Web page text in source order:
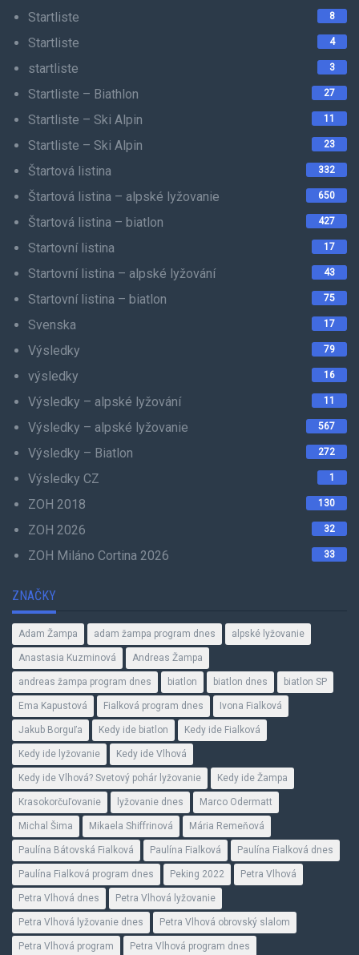
Startliste 8
Startliste 4
startliste 3
Startliste – Biathlon 27
Startliste – Ski Alpin 11
Startliste – Ski Alpin 23
Štartová listina 332
Štartová listina – alpské lyžovanie 650
Štartová listina – biatlon 427
Startovní listina 17
Startovní listina – alpské lyžování 43
Startovní listina – biatlon 75
Svenska 17
Výsledky 79
výsledky 16
Výsledky – alpské lyžování 11
Výsledky – alpské lyžovanie 567
Výsledky – Biatlon 272
Výsledky CZ 1
ZOH 2018 130
ZOH 2026 32
ZOH Miláno Cortina 2026 33
ZNAČKY
Adam Žampa adam žampa program dnes alpské lyžovanie
Anastasia Kuzminová Andreas Žampa
andreas žampa program dnes biatlon biatlon dnes biatlon SP
Ema Kapustová Fialková program dnes Ivona Fialková
Jakub Borguľa Kedy ide biatlon Kedy ide Fialková
Kedy ide lyžovanie Kedy ide Vlhová
Kedy ide Vlhová? Svetový pohár lyžovanie Kedy ide Žampa
Krasokorčuľovanie lyžovanie dnes Marco Odermatt
Michal Šima Mikaela Shiffrinová Mária Remeňová
Paulína Bátovská Fialková Paulína Fialková Paulína Fialková dnes
Paulína Fialková program dnes Peking 2022 Petra Vlhová
Petra Vlhová dnes Petra Vlhová lyžovanie
Petra Vlhová lyžovanie dnes Petra Vlhová obrovský slalom
Petra Vlhová program Petra Vlhová program dnes